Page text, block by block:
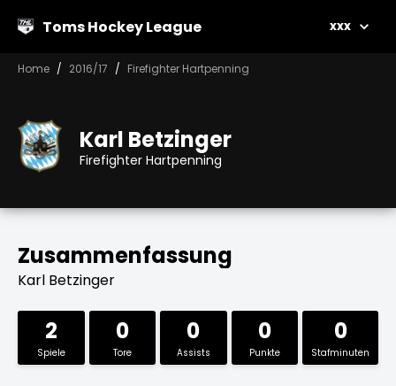
Toms Hockey League xxx
Home 2016/17 Firefighter Hartpenning
Karl Betzinger
Firefighter Hartpenning
Zusammenfassung
Karl Betzinger
2
Spiele
0
Tore
0
Assists
0
Punkte
0
Stafminuten